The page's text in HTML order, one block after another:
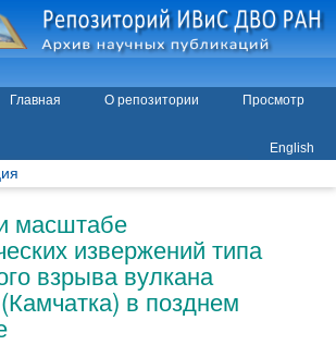
Главная О репозитории
Просмотр
English
масштабе
извержений типа
взрыва вулкана
в позднем